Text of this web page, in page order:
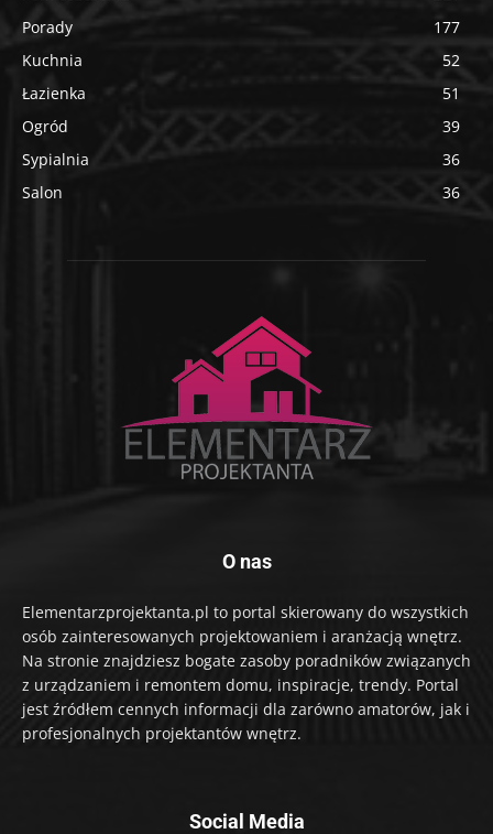
Porady
177
Kuchnia
52
Łazienka
51
Ogród
39
Sypialnia
36
Salon
36
O nas
Elementarzprojektanta.pl to portal skierowany do wszystkich
osób zainteresowanych projektowaniem i aranżacją wnętrz.
Na stronie znajdziesz bogate zasoby poradników związanych
z urządzaniem i remontem domu, inspiracje, trendy. Portal
jest źródłem cennych informacji dla zarówno amatorów, jak i
profesjonalnych projektantów wnętrz.
Social Media